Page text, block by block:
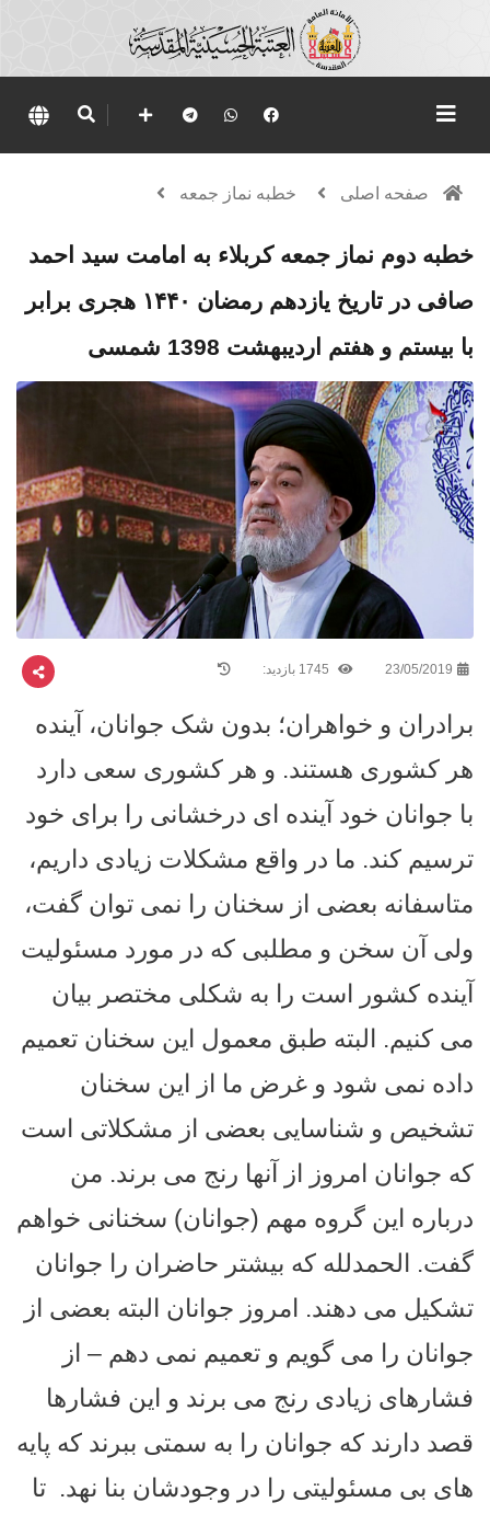
صفحه اصلی خطبه نماز جمعه
خطبه دوم نماز جمعه کربلاء به امامت سيد احمد
صافی در تاریخ يازدهم رمضان ۱۴۴۰ هجری برابر
با بیستم و هفتم اردیبهشت 1398 شمسی
23/05/2019
برادران و خواهران؛ بدون شک جوانان، آینده
هر کشوری هستند. و هر کشوری سعی دارد
با جوانان خود آینده ای درخشانی را برای خود
ترسیم کند. ما در واقع مشکلات زیادی داریم،
متاسفانه بعضی از سخنان را نمی توان گفت،
ولی آن سخن و مطلبی که در مورد مسئولیت
آینده كشور است را به شکلی مختصر بيان
مى كنيم. البته طبق معمول این سخنان تعمیم
داده نمی شود و غرض ما از این سخنان
تشخیص و شناسایی بعضی از مشکلاتی است
که جوانان امروز از آنها رنج می برند. من
درباره این گروه مهم (جوانان) سخنانی خواهم
گفت. الحمدلله که بيشتر حاضران را جوانان
تشكيل می دهند. امروز جوانان البته بعضی از
جوانان را می گویم و تعمیم نمی دهم – از
فشارهای زیادی رنج می برند و این فشارها
قصد دارند که جوانان را به سمتی ببرند که پایه
های بی مسئولیتی را در وجودشان بنا نهد. تا